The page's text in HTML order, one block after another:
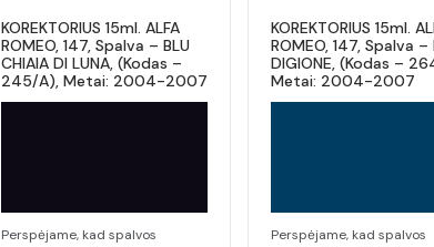
KOREKTORIUS 15ml. ALFA
ROMEO, 147, Spalva – BLU
CHIAIA DI LUNA, (Kodas –
245/A), Metai: 2004-2007
Perspėjame, kad spalvos
KOREKTORIUS 15ml.
ROMEO, 147, Spalva –
DIGIONE, (Kodas –
Metai: 2004-2007
Perspėjame, kad spalvos